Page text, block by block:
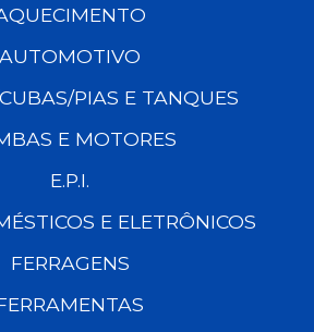
AUTOMOTIVO
PIAS E TANQUES
E MOTORES
E.P.I.
E ELETRÔNICOS
FERRAGENS